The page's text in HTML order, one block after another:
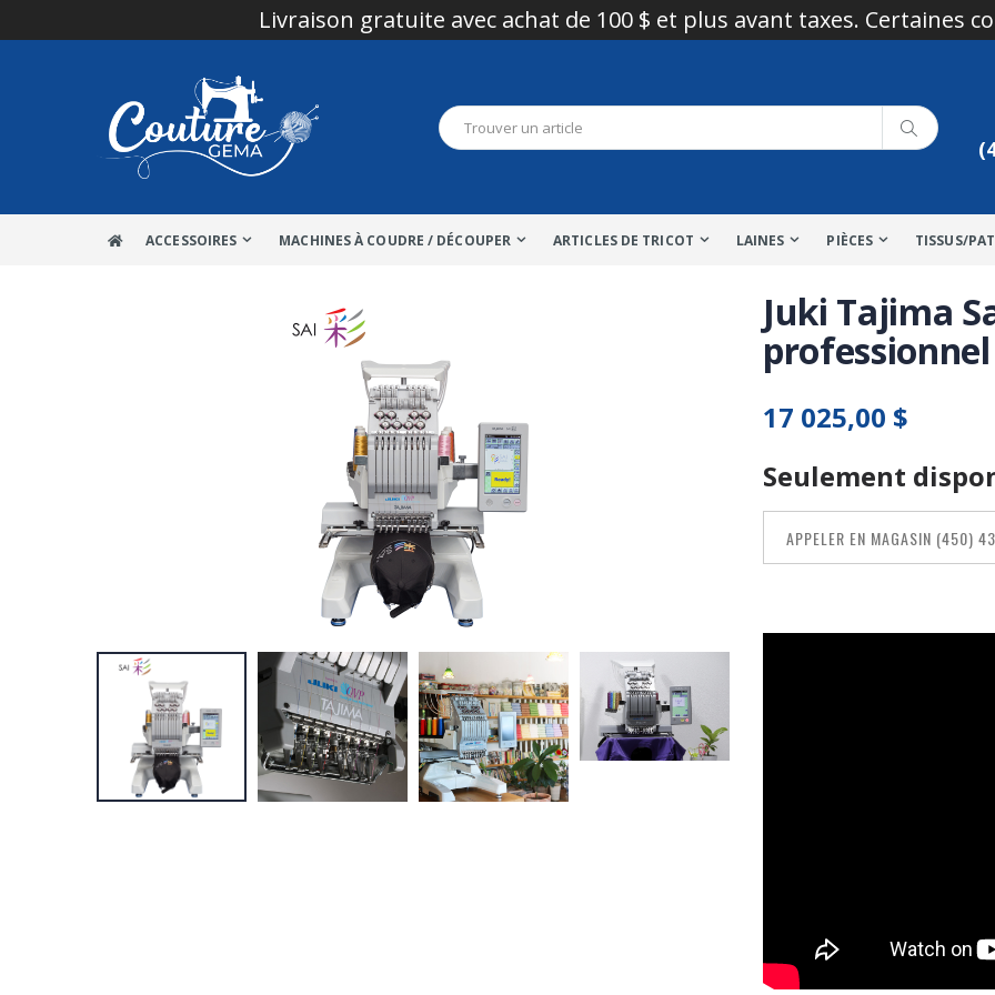
Livraison gratuite avec achat de 100 $ et plus avant taxes. Certaines
ACCESSOIRES MACHINES À COUDRE / DÉCOUPER ARTICLES DE TRICOT LAINES PIÈCES TISSUS/
Juki Tajima
17 025,00 $
Seulement
APPELER EN MAGASIN (450)